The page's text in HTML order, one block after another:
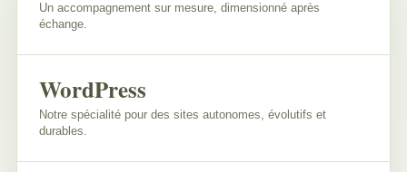
Un accompagnement sur mesure, dimensionné après
échange.
WordPress
Notre spécialité pour des sites autonomes, évolutifs et
durables.